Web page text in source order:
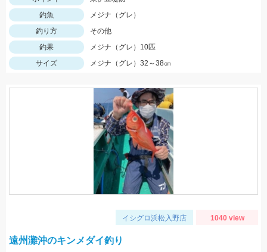
釣魚
メジナ（グレ）
釣り方
その他
釣果
メジナ（グレ）10匹
サイズ
メジナ（グレ）32～38㎝
イシグロ浜松入野店 1040 view
遠州灘沖のキンメダイ釣り